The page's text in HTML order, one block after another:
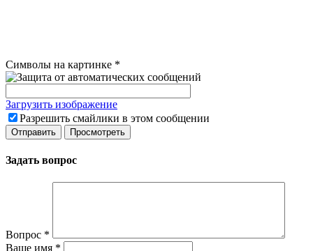
Символы на картинке *
Загрузить изображение
Разрешить смайлики в этом сообщении
Задать вопрос
Вопрос *
Ваше имя *